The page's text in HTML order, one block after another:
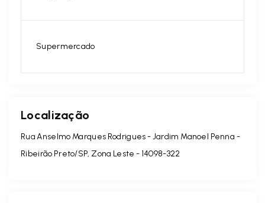
Supermercado
Localização
Rua Anselmo Marques Rodrigues - Jardim Manoel Penna -
Ribeirão Preto/SP, Zona Leste - 14098-322